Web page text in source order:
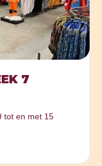
7
tot en met 15